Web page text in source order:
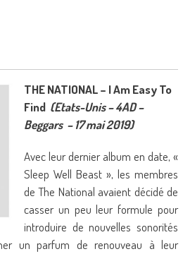
THE NATIONAL – I Am Easy To
Find (Etats-Unis – 4AD –
Beggars – 17 mai 2019)
Avec leur dernier album en date, «
Sleep Well Beast », les membres
de The National avaient décidé de
casser un peu leur formule pour
introduire de nouvelles sonorités
un parfum de renouveau à leur